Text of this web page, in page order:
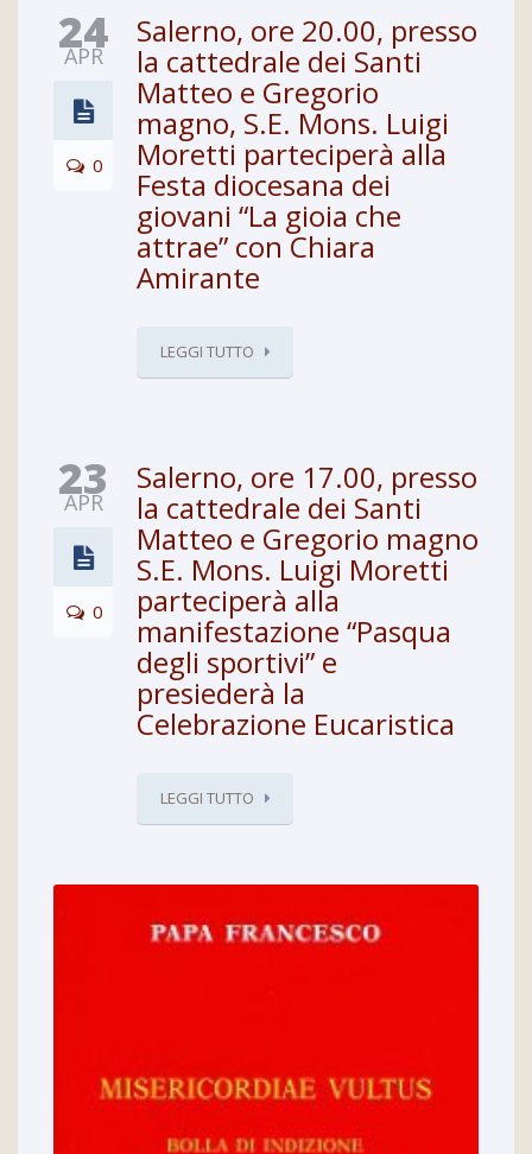
24
APR
0
Salerno, ore 20.00, presso
la cattedrale dei Santi
Matteo e Gregorio
magno, S.E. Mons. Luigi
Moretti parteciperà alla
Festa diocesana dei
giovani “La gioia che
attrae” con Chiara
Amirante
LEGGI TUTTO
23
APR
0
Salerno, ore 17.00, presso
la cattedrale dei Santi
Matteo e Gregorio magno
S.E. Mons. Luigi Moretti
parteciperà alla
manifestazione “Pasqua
degli sportivi” e
presiederà la
Celebrazione Eucaristica
LEGGI TUTTO